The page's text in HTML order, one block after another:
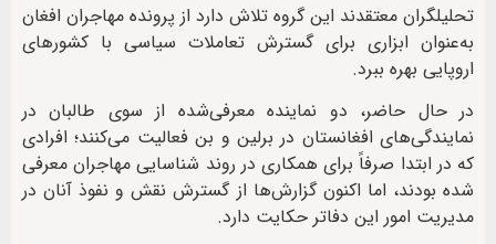
تحلیلگران معتقدند این گروه تلاش دارد از پرونده مهاجران افغان
به‌عنوان ابزاری برای گسترش تعاملات سیاسی با کشورهای
اروپایی بهره ببرد.
در حال حاضر، دو نماینده معرفی‌شده از سوی طالبان در
نمایندگی‌های افغانستان در برلین و بن فعالیت می‌کنند؛ افرادی
که در ابتدا صرفاً برای همکاری در روند شناسایی مهاجران معرفی
شده بودند، اما اکنون گزارش‌ها از گسترش نقش و نفوذ آنان در
مدیریت امور این دفاتر حکایت دارد.